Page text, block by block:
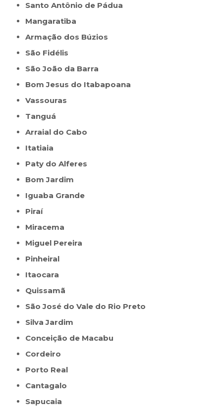
Santo Antônio de Pádua
Mangaratiba
Armação dos Búzios
São Fidélis
São João da Barra
Bom Jesus do Itabapoana
Vassouras
Tanguá
Arraial do Cabo
Itatiaia
Paty do Alferes
Bom Jardim
Iguaba Grande
Piraí
Miracema
Miguel Pereira
Pinheiral
Itaocara
Quissamã
São José do Vale do Rio Preto
Silva Jardim
Conceição de Macabu
Cordeiro
Porto Real
Cantagalo
Sapucaia